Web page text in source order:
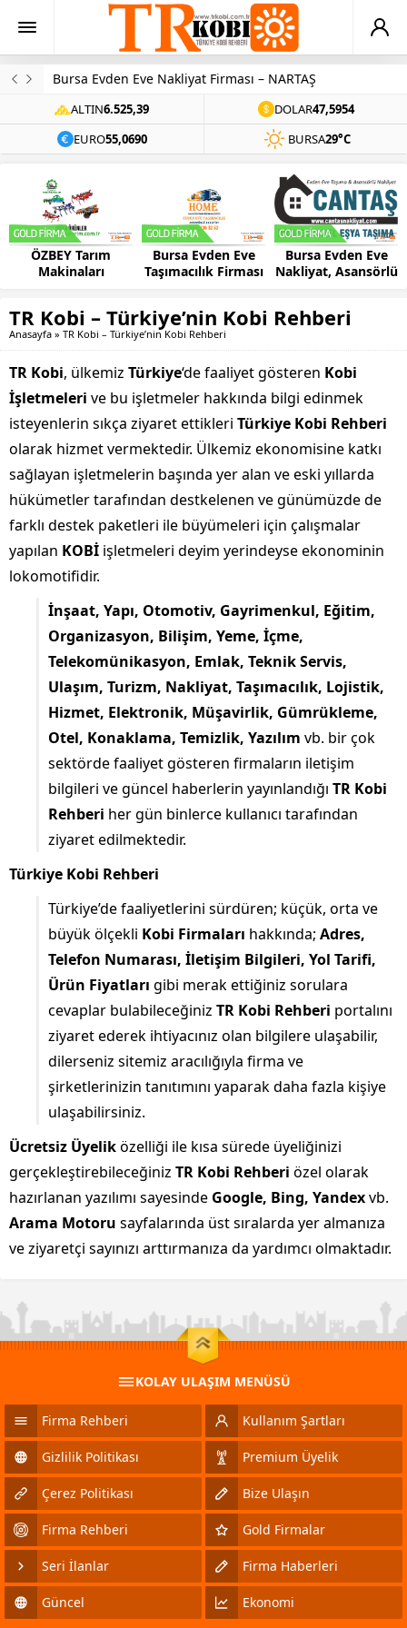
Bursa Evden Eve Nakliyat Firması – NARTAŞ
ALTIN6.525,39 DOLAR47,5954
EURO55,0690 BURSA29°C
ÖZBEY Tarım
Makinaları
Bursa Evden Eve
Taşımacılık Firması
Bursa Evden Eve
Nakliyat, Asansörlü
TR Kobi – Türkiye’nin Kobi Rehberi
Anasayfa » TR Kobi – Türkiye’nin Kobi Rehberi
TR Kobi, ülkemiz Türkiye‘de faaliyet gösteren Kobi
İşletmeleri ve bu işletmeler hakkında bilgi edinmek
isteyenlerin sıkça ziyaret ettikleri Türkiye Kobi Rehberi
olarak hizmet vermektedir. Ülkemiz ekonomisine katkı
sağlayan işletmelerin başında yer alan ve eski yıllarda
hükümetler tarafından destkelenen ve günümüzde de
farklı destek paketleri ile büyümeleri için çalışmalar
yapılan KOBİ işletmeleri deyim yerindeyse ekonominin
lokomotifidir.
İnşaat, Yapı, Otomotiv, Gayrimenkul, Eğitim,
Organizasyon, Bilişim, Yeme, İçme,
Telekomünikasyon, Emlak, Teknik Servis,
Ulaşım, Turizm, Nakliyat, Taşımacılık, Lojistik,
Hizmet, Elektronik, Müşavirlik, Gümrükleme,
Otel, Konaklama, Temizlik, Yazılım vb. bir çok
sektörde faaliyet gösteren firmaların iletişim
bilgileri ve güncel haberlerin yayınlandığı TR Kobi
Rehberi her gün binlerce kullanıcı tarafından
ziyaret edilmektedir.
Türkiye Kobi Rehberi
Türkiye’de faaliyetlerini sürdüren; küçük, orta ve
büyük ölçekli Kobi Firmaları hakkında; Adres,
Telefon Numarası, İletişim Bilgileri, Yol Tarifi,
Ürün Fiyatları gibi merak ettiğiniz sorulara
cevaplar bulabileceğiniz TR Kobi Rehberi portalını
ziyaret ederek ihtiyacınız olan bilgilere ulaşabilir,
dilerseniz sitemiz aracılığıyla firma ve
şirketlerinizin tanıtımını yaparak daha fazla kişiye
ulaşabilirsiniz.
Ücretsiz Üyeliközelliği ile kısa sürede üyeliğinizi
gerçekleştirebileceğiniz TR Kobi Rehberi özel olarak
hazırlanan yazılımı sayesinde Google, Bing, Yandexvb.
Arama Motoru sayfalarında üst sıralarda yer almanıza
ve ziyaretçi sayınızı arttırmanıza da yardımcı olmaktadır.
KOLAY ULAŞIM MENÜSÜ
Firma Rehberi Kullanım Şartları
Gizlilik Politikası Premium Üyelik
Çerez Politikası Bize Ulaşın
Firma Rehberi Gold Firmalar
Seri İlanlar Firma Haberleri
Güncel Ekonomi